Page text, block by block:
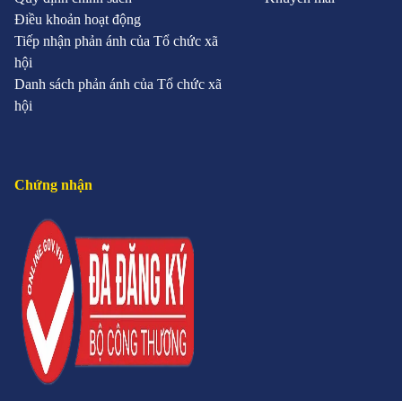
Điều khoản hoạt động
Tiếp nhận phản ánh của Tổ chức xã
hội
Danh sách phản ánh của Tổ chức xã
hội
Chứng nhận